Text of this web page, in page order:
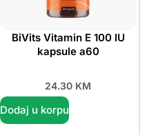
BiVits Vitamin E 100 IU
kapsule a60
24.30 KM
Dodaj u korpu